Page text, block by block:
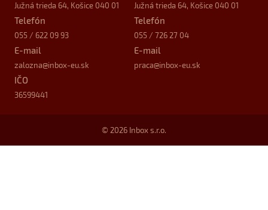
Južná trieda 64, Košice 040 01
Telefón
055 / 622 09 93
E-mail
zalozna@inbox-eu.sk
IČO
36599441
Južná trieda 64, Košice 040 01
Telefón
055 / 726 27 04
E-mail
praca@inbox-eu.sk
© 2026 Inbox s.r.o.